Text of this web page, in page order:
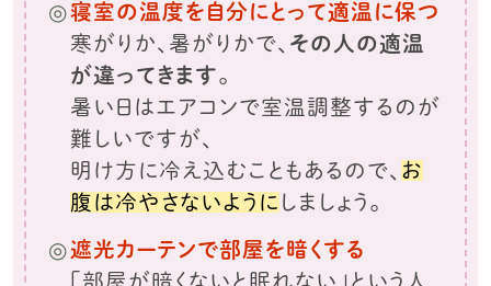
寝室の温度を自分にとって適温に保つ
寒がりか、暑がりかで、 その人の適温
が違ってきます。
暑い日はエアコンで室温調整するのが
難しいですが、
明け方に冷え込むこともあるので、 お
腹は冷やさないように しましょう。
遮光カーテンで部屋を暗くする
「部屋が暗くないと眠れない」という人